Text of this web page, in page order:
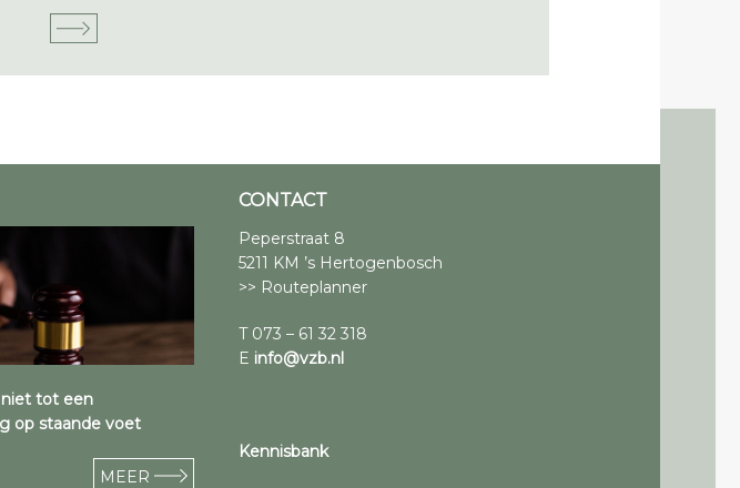
niet tot een
op staande voet
MEER
CONTACT
Peperstraat 8
5211 KM ’s Hertogenbosch
>> Routeplanner
T 073 – 61 32 318
E info@vzb.nl
Kennisbank